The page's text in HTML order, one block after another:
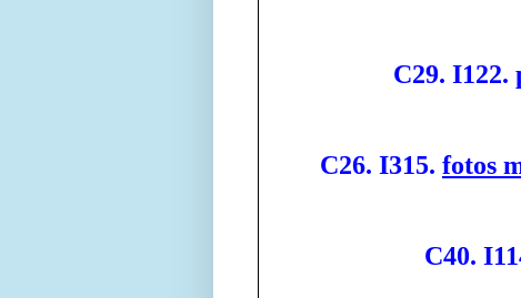
C29. I122.
C26. I315. fotos
C40.